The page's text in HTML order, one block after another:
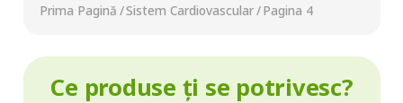
Prima Pagină /Sistem Cardiovascular/Pagina 4
Ce produse ți se potrivesc?